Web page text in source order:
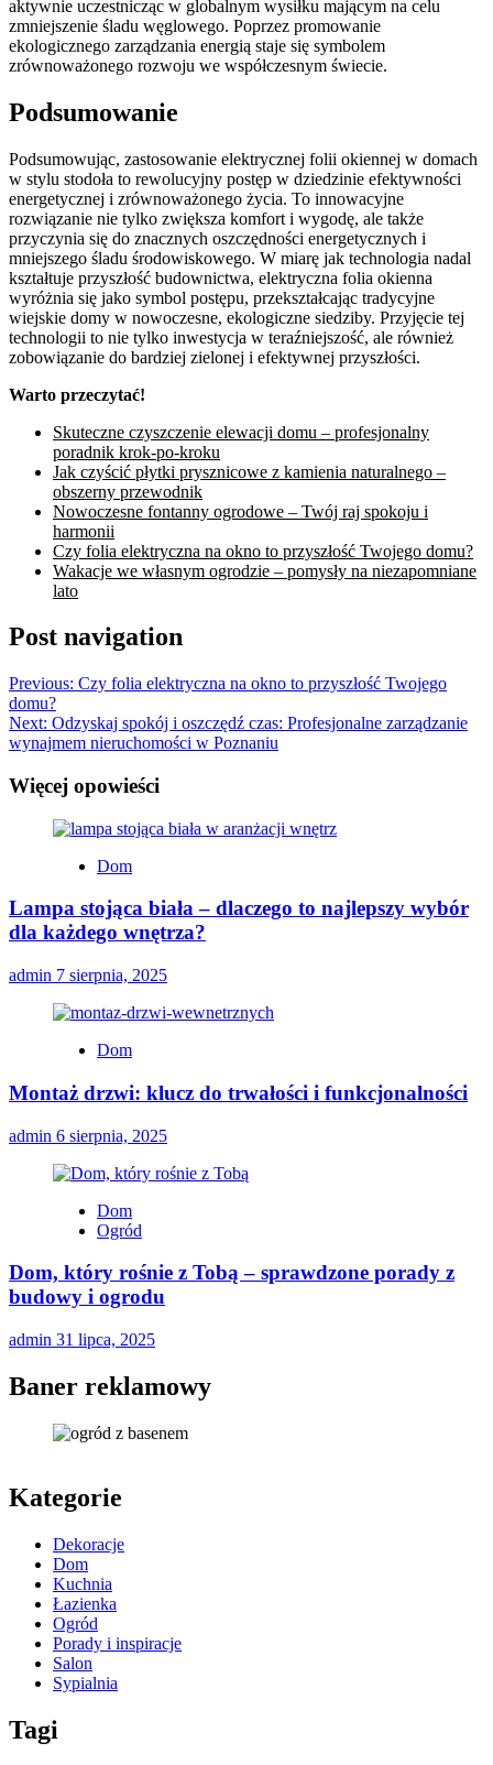
aktywnie uczestnicząc w globalnym wysiłku mającym na celu
zmniejszenie śladu węglowego. Poprzez promowanie
ekologicznego zarządzania energią staje się symbolem
zrównoważonego rozwoju we współczesnym świecie.
Podsumowanie
Podsumowując, zastosowanie elektrycznej folii okiennej w domach
w stylu stodoła to rewolucyjny postęp w dziedzinie efektywności
energetycznej i zrównoważonego życia. To innowacyjne
rozwiązanie nie tylko zwiększa komfort i wygodę, ale także
przyczynia się do znacznych oszczędności energetycznych i
mniejszego śladu środowiskowego. W miarę jak technologia nadal
kształtuje przyszłość budownictwa, elektryczna folia okienna
wyróżnia się jako symbol postępu, przekształcając tradycyjne
wiejskie domy w nowoczesne, ekologiczne siedziby. Przyjęcie tej
technologii to nie tylko inwestycja w teraźniejszość, ale również
zobowiązanie do bardziej zielonej i efektywnej przyszłości.
Warto przeczytać!
Skuteczne czyszczenie elewacji domu – profesjonalny
poradnik krok-po-kroku
Jak czyścić płytki prysznicowe z kamienia naturalnego –
obszerny przewodnik
Nowoczesne fontanny ogrodowe – Twój raj spokoju i
harmonii
Czy folia elektryczna na okno to przyszłość Twojego domu?
Wakacje we własnym ogrodzie – pomysły na niezapomniane
lato
Post navigation
Previous: Czy folia elektryczna na okno to przyszłość Twojego
domu?
Next: Odzyskaj spokój i oszczędź czas: Profesjonalne zarządzanie
wynajmem nieruchomości w Poznaniu
Więcej opowieści
Dom
Lampa stojąca biała – dlaczego to najlepszy wybór
dla każdego wnętrza?
admin 7 sierpnia, 2025
Dom
Montaż drzwi: klucz do trwałości i funkcjonalności
admin 6 sierpnia, 2025
Dom
Ogród
Dom, który rośnie z Tobą – sprawdzone porady z
budowy i ogrodu
admin 31 lipca, 2025
Baner reklamowy
Kategorie
Dekoracje
Dom
Kuchnia
Łazienka
Ogród
Porady i inspiracje
Salon
Sypialnia
Tagi